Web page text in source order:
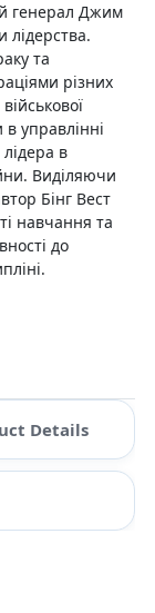
генерал Джим
лідерства.
та
різних
в управлінні
в
Виділяючи
Бінг Вест
навчання та
до
Details